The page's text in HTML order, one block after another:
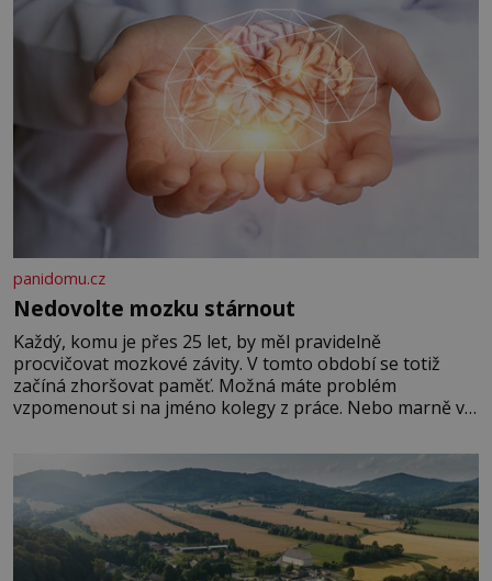
panidomu.cz
Nedovolte mozku stárnout
Každý, komu je přes 25 let, by měl pravidelně
procvičovat mozkové závity. V tomto období se totiž
začíná zhoršovat paměť. Možná máte problém
vzpomenout si na jméno kolegy z práce. Nebo marně v
Je to opravdu tak, s věkem jako kdyby se paměť
rozhodla stávkovat. Cvičte